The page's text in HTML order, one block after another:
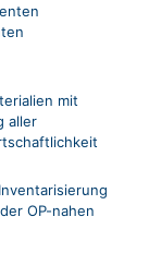
mit
aller
OP-nahen